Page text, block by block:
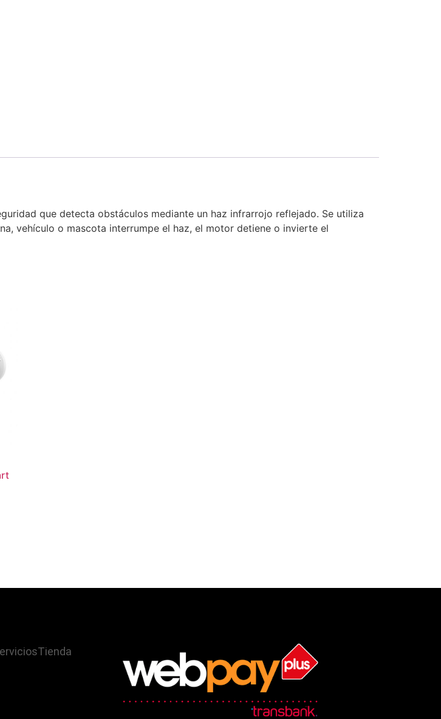
que detecta obstáculos mediante un haz infrarrojo reflejado. Se utiliza
vehículo o mascota interrumpe el haz, el motor detiene o invierte el
Tienda